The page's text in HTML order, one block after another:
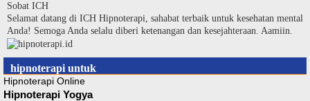
Langsung
ke
konten
Sobat ICH
Selamat datang di ICH Hipnoterapi, sahabat terbaik untuk kesehatan mental
Anda! Semoga Anda selalu diberi ketenangan dan kesejahteraan. Aamiin.
hipnoterapi untuk
Hipnoterapi Online
Hipnoterapi Yogya